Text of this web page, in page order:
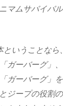
マムサバイバ
ということな
ガーバーグ」
ガーバーグ」
ジープの役割